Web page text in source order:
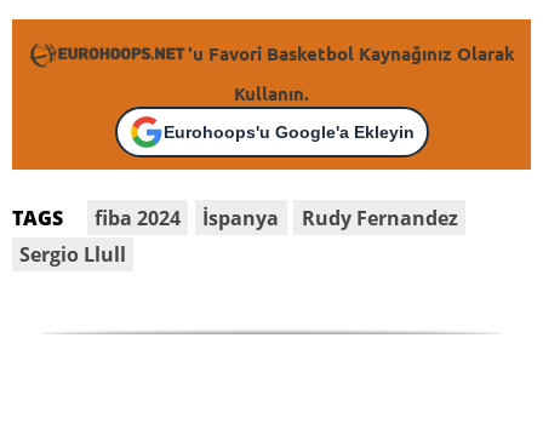
'u Favori Basketbol Kaynağınız Olarak
Kullanın.
Eurohoops'u Google'a Ekleyin
TAGS fiba 2024 İspanya
Rudy Fernandez
Sergio Llull